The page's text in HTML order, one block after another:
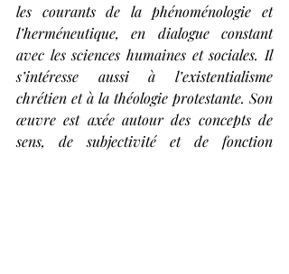
les courants de la phénoménologie et
l’herméneutique, en dialogue constant
avec les sciences humaines et sociales. Il
s’intéresse aussi à l’existentialisme
chrétien et à la théologie protestante. Son
œuvre est axée autour des concepts de
sens, de subjectivité et de fonction